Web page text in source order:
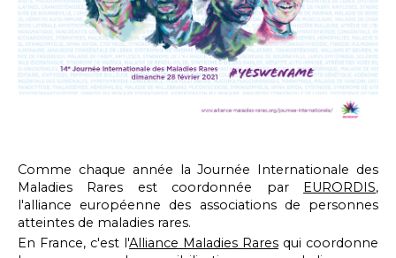
Comme chaque année la Journée Internationale des
Maladies Rares est coordonnée par EURORDIS,
l'alliance européenne des associations de personnes
atteintes de maladies rares.
En France, c'est l'Alliance Maladies Rares qui coordonne